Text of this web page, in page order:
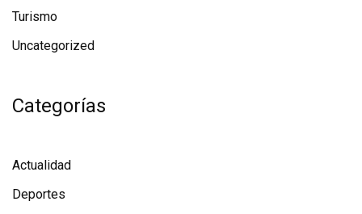
Turismo
Uncategorized
Categorías
Actualidad
Deportes